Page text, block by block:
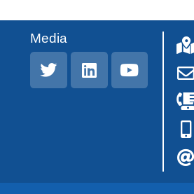
Media